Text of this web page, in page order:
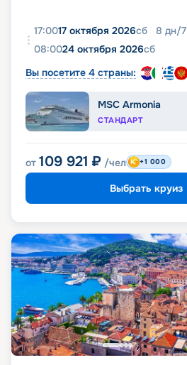
17:0017 октября 2026сб 8 дн/7
08:0024 октября 2026сб
Вы посетите 4 страны:
MSC Armonia
СТАНДАРТ
от 109 921 ₽ /чел +1 000
Выбрать круиз